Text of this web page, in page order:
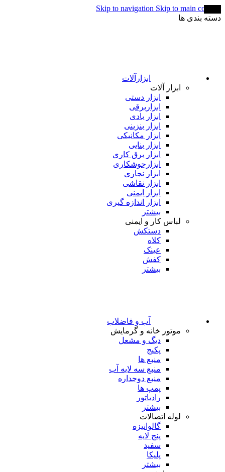
Skip to navigation Skip to main content
دسته بندی ها
ابزارآلات
ابزار آلات
ابزار دستی
ابزاربرقی
ابزار بادی
ابزار بنزینی
ابزار مکانیکی
ابزار بنایی
ابزار برق کاری
ابزارجوشکاری
ابزار نجاری
ابزار نقاشی
ابزار ایمنی
ابزار اندازه گیری
بیشتر
لباس کار و ایمنی
دستکش
کلاه
عینک
کفش
بیشتر
آب و فاضلاب
موتور خانه و گرمایش
دیگ و مشعل
پکیج
منبع ها
منبع سه لایه آب
منبع دوجداره
پمپ ها
رادیاتور
بیشتر
لوله اتصالات
گالوانیزه
پنج لایه
سفید
پلیکا
بیشتر